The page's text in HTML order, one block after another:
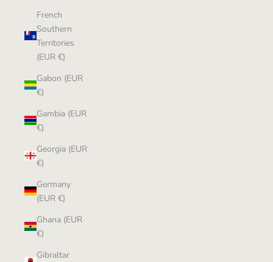
French
Southern
Territories
(EUR €)
Gabon (EUR
€)
Gambia (EUR
€)
Georgia (EUR
€)
Germany
(EUR €)
Ghana (EUR
€)
Gibraltar